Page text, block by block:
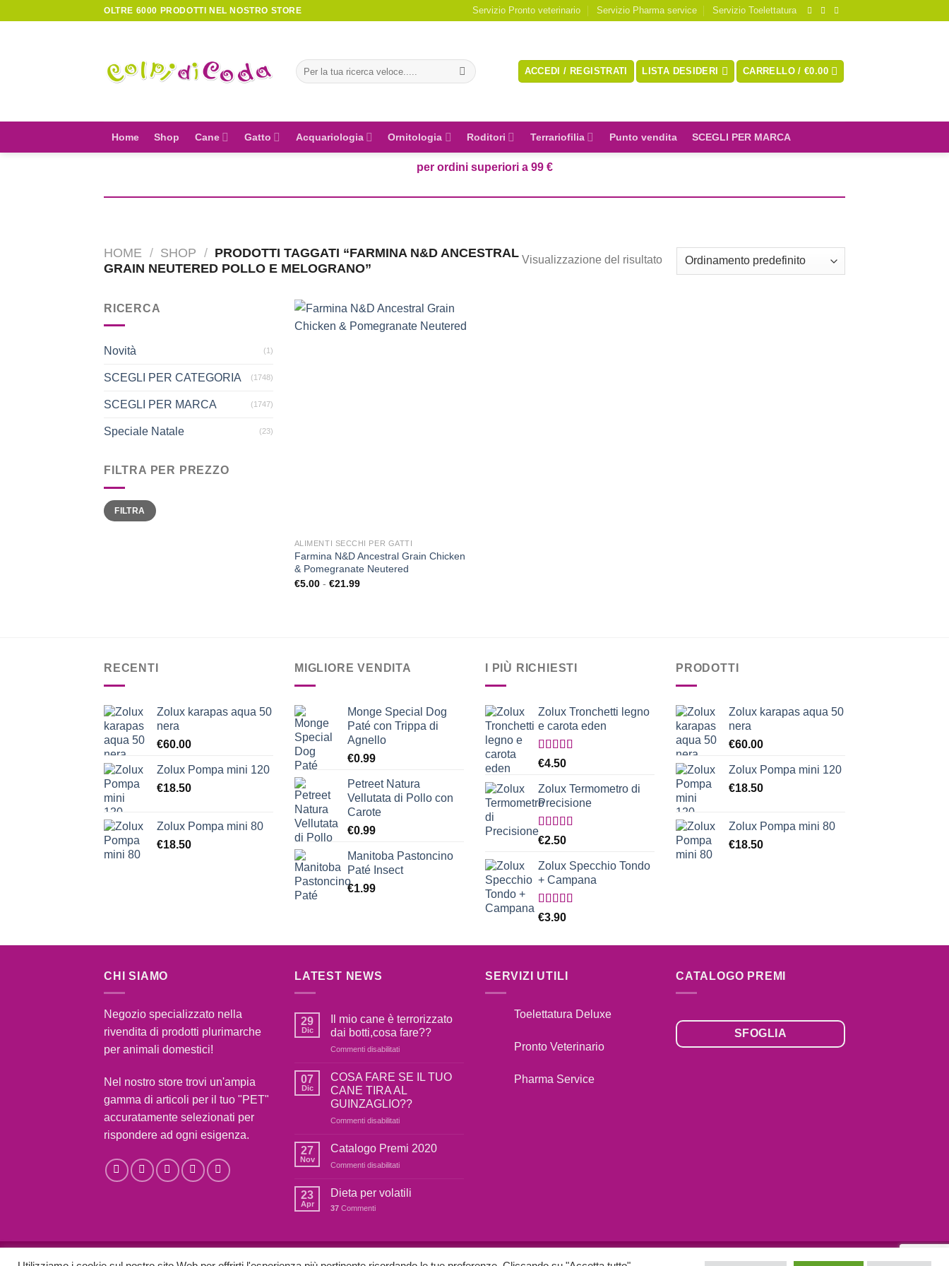
OLTRE 6000 PRODOTTI NEL NOSTRO STORE Servizio Pronto veterinario Servizio Pharma service Servizio Toelettatura
Cerca:
ACCEDI / REGISTRATI LISTA DESIDERI CARRELLO /€0.00
Home Shop Cane Gatto Acquariologia Ornitologia Roditori Terrariofilia Punto vendita SCEGLI PER MARCA
per ordini superiori a 99 €
HOME / SHOP / PRODOTTI TAGGATI “FARMINA N&D ANCESTRAL
GRAIN NEUTERED POLLO E MELOGRANO”
Visualizzazione del risultato
RICERCA
Novità (1)
SCEGLI PER CATEGORIA (1748)
SCEGLI PER MARCA (1747)
Speciale Natale (23)
FILTRA PER PREZZO
Prezzo
Min
Prezzo
MaxFILTRA
ALIMENTI SECCHI PER GATTI
Farmina N&D Ancestral Grain Chicken
& Pomegranate Neutered
€5.00 - €21.99Fascia
RECENTI
Zolux karapas aqua 50
nera
€60.00
Zolux Pompa mini 120
€18.50
Zolux Pompa mini 80
€18.50
MIGLIORE VENDITA
Monge Special Dog
Paté con Trippa di
Agnello
€0.99
Petreet Natura
Vellutata di Pollo con
Carote
€0.99
Manitoba Pastoncino
Paté Insect
€1.99
I PIÙ RICHIESTI
Zolux Tronchetti legno
e carota eden
Valutato
€4.50
Zolux Termometro di
Precisione
Valutato
€2.50
Zolux Specchio Tondo
+ Campana
Valutato
€3.90
PRODOTTI
Zolux karapas aqua 50
nera
€60.00
Zolux Pompa mini 120
€18.50
Zolux Pompa mini 80
€18.50
CHI SIAMO
Negozio specializzato nella
rivendita di prodotti plurimarche
per animali domestici!
Nel nostro store trovi un'ampia
gamma di articoli per il tuo "PET"
accuratamente selezionati per
rispondere ad ogni esigenza.
LATEST NEWS
29
Dic
Il mio cane è terrorizzato
dai botti,cosa fare??
Commenti disabilitatisu
mio
cane
è
terrorizzato
dai
fare??
07
Dic
COSA FARE SE IL TUO
CANE TIRA AL
GUINZAGLIO??
Commenti disabilitatisu
FARE
IL
CANE
27
Nov
Catalogo Premi 2020
Commenti disabilitatisu
Premi
23
Apr
Dieta per volatili
37 Commenti
SERVIZI UTILI
Toelettatura Deluxe
Pronto Veterinario
Pharma Service
CATALOGO PREMI
SFOGLIA